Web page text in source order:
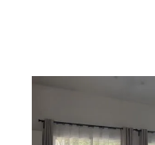
Ref : 4039